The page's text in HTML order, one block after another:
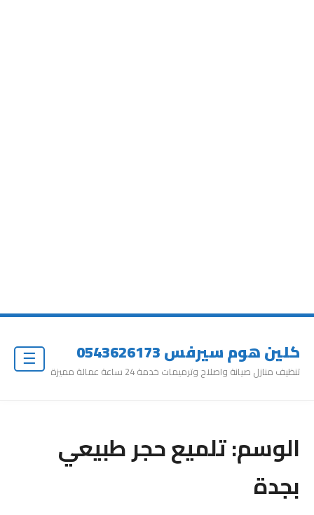
كلين هوم سيرفس 0543626173
تنظيف منازل صيانة واصلاح وترميمات خدمة 24 ساعة عمالة مميزة
الوسم:تلميع حجر طبيعي
بجدة